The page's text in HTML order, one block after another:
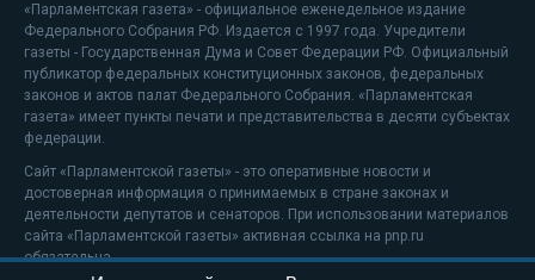
«Парламентская газета» - официальное еженедельное издание
Федерального Собрания РФ. Издается с 1997 года. Учредители
газеты - Государственная Дума и Совет Федерации РФ. Официальный
публикатор федеральных конституционных законов, федеральных
законов и актов палат Федерального Собрания. «Парламентская
газета» имеет пункты печати и представительства в десяти субъектах
федерации.
Сайт «Парламентской газеты» - это оперативные новости и
достоверная информация о принимаемых в стране законах и
деятельности депутатов и сенаторов. При использовании материалов
сайта «Парламентской газеты» активная ссылка на pnp.ru
обязательна.